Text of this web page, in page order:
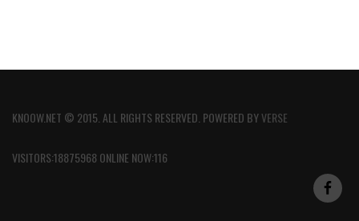
KNOOW.NET © 2015. ALL RIGHTS RESERVED. POWERED BYVERSE
VISITORS:18875968 ONLINE NOW:116